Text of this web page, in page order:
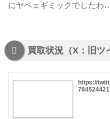
にヤベェギミックでしたわ
買取状況（X：旧ツ
https://